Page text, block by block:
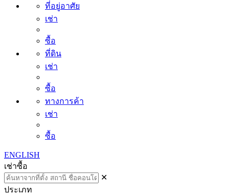
ที่อยู่อาศัย
เช่า
ซื้อ
ที่ดิน
เช่า
ซื้อ
ทางการค้า
เช่า
ซื้อ
ENGLISH
เช่าซื้อ
✕
ประเภท